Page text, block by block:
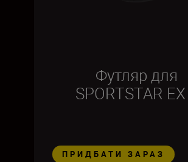
Футляр для
SPORTSTAR
ПРИДБАТИ ЗАРАЗ